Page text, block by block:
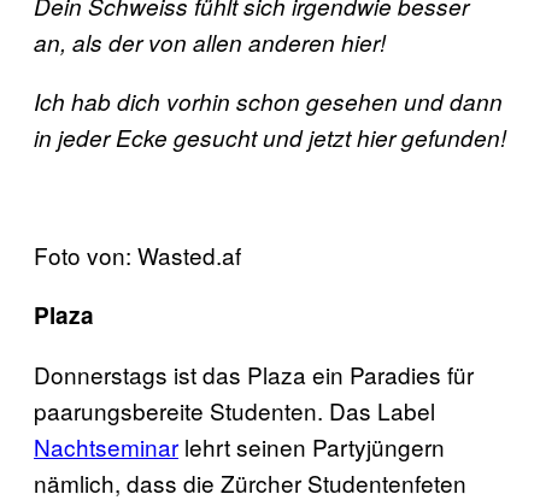
an, als der von allen anderen hier!
Ich hab dich vorhin schon gesehen und dann
in jeder Ecke gesucht und jetzt hier gefunden!
Foto von: Wasted.af
Plaza
Donnerstags ist das Plaza ein Paradies für
paarungsbereite Studenten. Das Label
Nachtseminar lehrt seinen Partyjüngern
nämlich, dass die Zürcher Studentenfeten